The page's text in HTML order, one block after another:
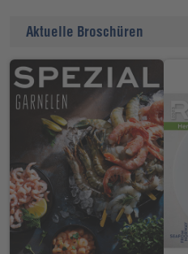
Aktuelle Broschüren